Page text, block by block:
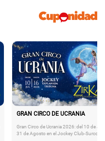
GRAN CIRCO DE UCRANIA
Gran Circo de Ucrania 2026: del 10 de
31 de Agosto en el Jockey Club-Surco